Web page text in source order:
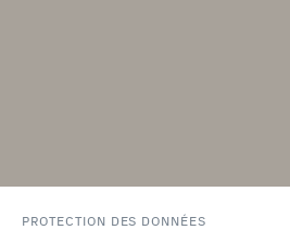
PROTECTION DES DONNÉES